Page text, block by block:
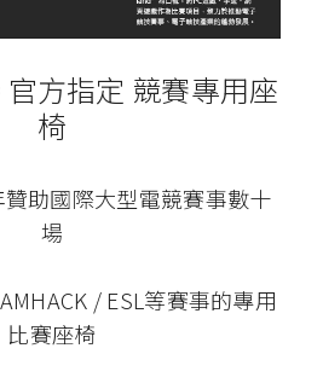
方指定 競賽專用座
椅
贊助國際大型電競賽事數十
場
/ ESL等賽事的專用
比賽座椅